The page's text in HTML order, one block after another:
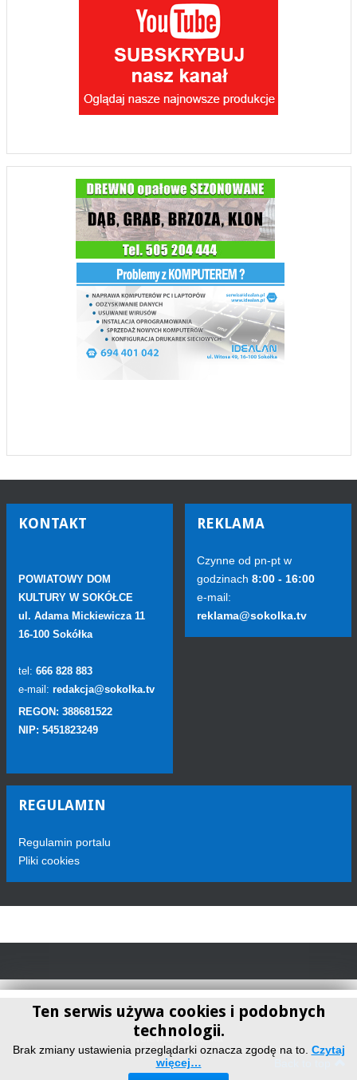
KONTAKT
POWIATOWY DOM
KULTURY W SOKÓŁCE
ul. Adama Mickiewicza 11
16-100 Sokółka
tel: 666 828 883
e-mail: redakcja@sokolka.tv
REGON: 388681522
NIP: 5451823249
REKLAMA
Czynne od pn-pt w
godzinach 8:00 - 16:00
e-mail:
reklama@sokolka.tv
REGULAMIN
Regulamin portalu
Pliki cookies
Ten serwis używa cookies i podobnych
technologii.
Brak zmiany ustawienia przeglądarki oznacza zgodę na to. Czytaj
więcej…
Telewizja Sokółka